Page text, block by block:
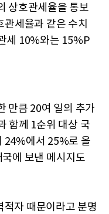
상호관세율을 통보
세율과 같은 수치
세 10%와는 15%P
만큼 20여 일의 추가
함께 1순위 대상 국
24%에서 25%로 올
에 보낸 메시지도
자 때문이라고 분명